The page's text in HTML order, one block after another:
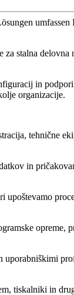
umfassen
stalna delovna
in
organizacije.
tehnične
in
upoštevamo
opreme,
uporabniškimi
tiskalniki in